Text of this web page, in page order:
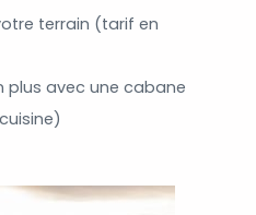
terrain (tarif en
plus avec une cabane